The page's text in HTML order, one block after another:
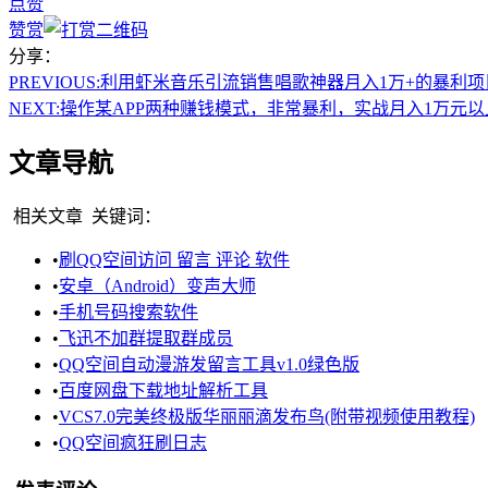
赞赏
分享：
PREVIOUS:利用虾米音乐引流销售唱歌神器月入1万+的暴利项
NEXT:操作某APP两种赚钱模式，非常暴利，实战月入1万元以
文章导航
相关文章 关键词：
•刷QQ空间访问 留言 评论 软件
•安卓（Android）变声大师
•手机号码搜索软件
•飞迅不加群提取群成员
•QQ空间自动漫游发留言工具v1.0绿色版
•百度网盘下载地址解析工具
•VCS7.0完美终极版华丽丽滴发布鸟(附带视频使用教程)
•QQ空间疯狂刷日志